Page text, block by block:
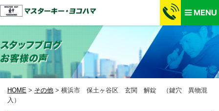
HOME > その他 > 横浜市 保土ヶ谷区 玄関 解錠 （鍵穴 異物混
入）